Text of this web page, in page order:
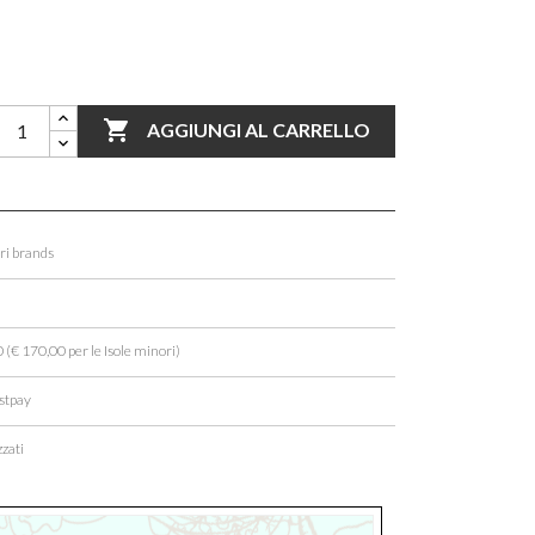
 AGGIUNGI AL CARRELLO
brands
(€ 170,00 per le Isole minori)